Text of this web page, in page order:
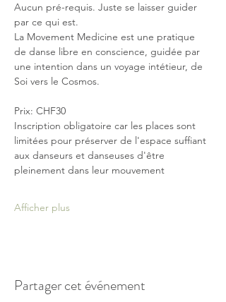
Aucun pré-requis. Juste se laisser guider
par ce qui est.
La Movement Medicine est une pratique
de danse libre en conscience, guidée par
une intention dans un voyage intétieur, de
Soi vers le Cosmos.
Prix: CHF30
Inscription obligatoire car les places sont
limitées pour préserver de l'espace suffiant
aux danseurs et danseuses d'être
pleinement dans leur mouvement
Afficher plus
Partager cet événement